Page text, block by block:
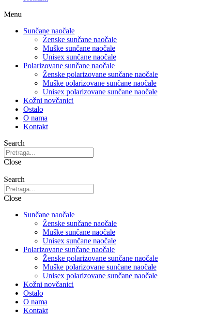
Menu
Sunčane naočale
Ženske sunčane naočale
Muške sunčane naočale
Unisex sunčane naočale
Polarizovane sunčane naočale
Ženske polarizovane sunčane naočale
Muške polarizovane sunčane naočale
Unisex polarizovane sunčane naočale
Kožni novčanici
Ostalo
O nama
Kontakt
Search
Close
Search
Close
Sunčane naočale
Ženske sunčane naočale
Muške sunčane naočale
Unisex sunčane naočale
Polarizovane sunčane naočale
Ženske polarizovane sunčane naočale
Muške polarizovane sunčane naočale
Unisex polarizovane sunčane naočale
Kožni novčanici
Ostalo
O nama
Kontakt